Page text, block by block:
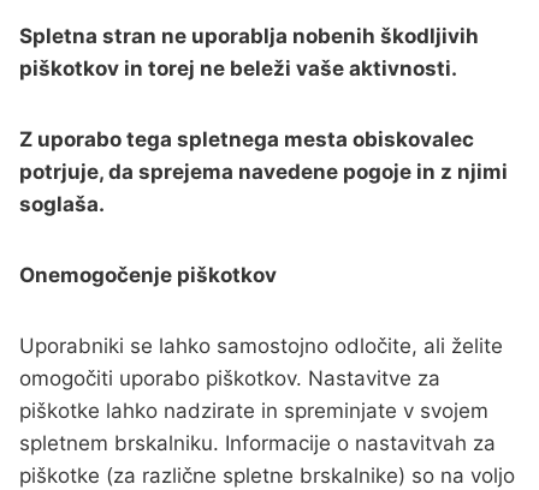
Spletna stran ne uporablja nobenih škodljivih
piškotkov in torej ne beleži vaše aktivnosti.
Z uporabo tega spletnega mesta obiskovalec
potrjuje, da sprejema navedene pogoje in z njimi
soglaša.
Onemogočenje piškotkov
Uporabniki se lahko samostojno odločite, ali želite
omogočiti uporabo piškotkov. Nastavitve za
piškotke lahko nadzirate in spreminjate v svojem
spletnem brskalniku. Informacije o nastavitvah za
piškotke (za različne spletne brskalnike) so na voljo